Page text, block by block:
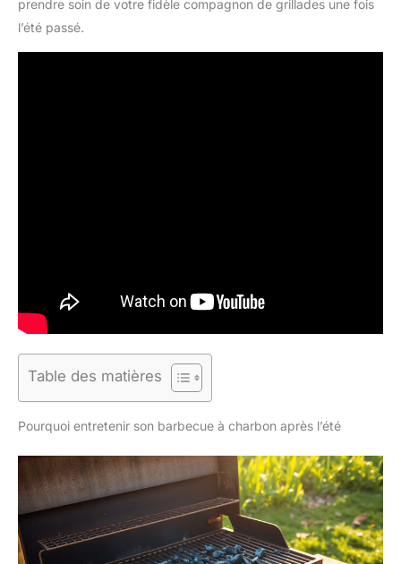
prendre soin de votre fidèle compagnon de grillades une fois
l’été passé.
Table des matières
Pourquoi entretenir son barbecue à charbon après l’été